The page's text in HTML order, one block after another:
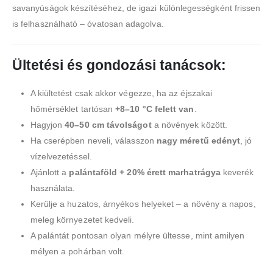
savanyúságok készítéséhez, de igazi különlegességként frissen
is felhasználható – óvatosan adagolva.
Ültetési és gondozási tanácsok:
A kiültetést csak akkor végezze, ha az éjszakai
hőmérséklet tartósan+8–10 °C felett van
Hagyjon40–50 cm távolságota növények között.
Ha cserépben neveli, válasszon nagy méretű edényt , jó
vízelvezetéssel.
Ajánlott a palántaföld + 20% érett marhatrágyakeverék
használata.
Kerülje a huzatos, árnyékos helyeket – a növény a napos,
meleg környezetet kedveli.
A palántát pontosan olyan mélyre ültesse, mint amilyen
mélyen a pohárban volt.